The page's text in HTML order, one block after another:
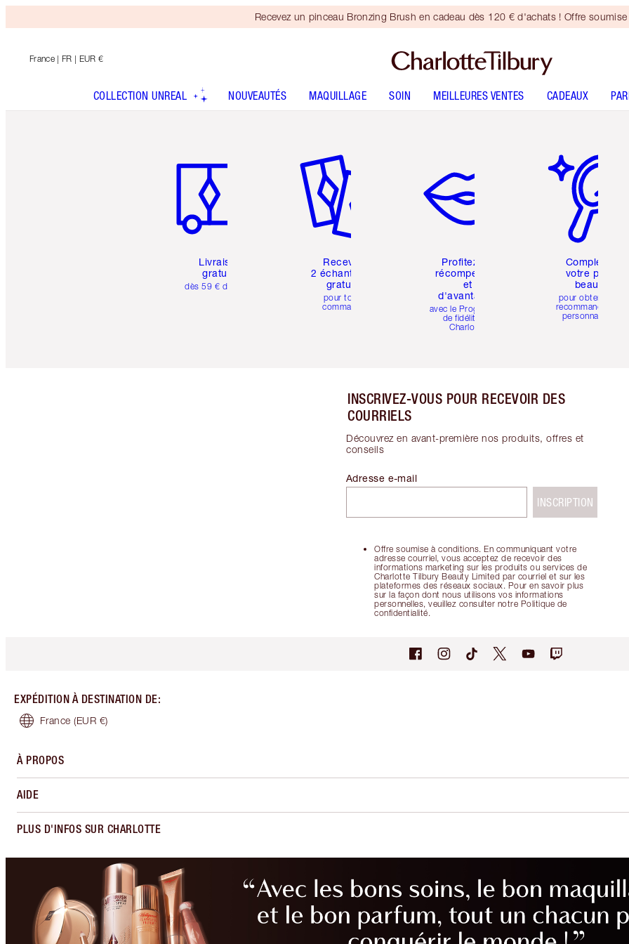
Recevez un pinceau Bronzing Brush en cadeau dès 120 € d'achats ! Offre
France | FR | EUR €
COLLECTION UNREAL NOUVEAUTÉS MAQUILLAGE SOIN MEILLEURES VENTES CADEAUX
Livraison
gratuite
dès 59 € d'achats
Recevez
2 échantillons
gratuits
pour toute
commande
Profitez de
récompenses
et
d'avantages
avec le Programme
de fidélité de
Charlotte
Complétez
votre profil
beauté
pour obtenir des
recommandations
personnalisées
INSCRIVEZ-VOUS POUR RECEVOIR DES
COURRIELS
Découvrez en avant-première nos produits, offres et
conseils
Offre soumise à conditions. En communiquant votre
adresse courriel, vous acceptez de recevoir des
informations marketing sur les produits ou services de
Charlotte Tilbury Beauty Limited par courriel et sur les
plateformes des réseaux sociaux. Pour en savoir plus
sur la façon dont nous utilisons vos informations
personnelles, veuillez consulter notre Politique de
confidentialité.
Adresse e-mail
INSCRIPTION
EXPÉDITION À DESTINATION DE:
France (EUR €)
À PROPOS
AIDE
PLUS D'INFOS SUR CHARLOTTE